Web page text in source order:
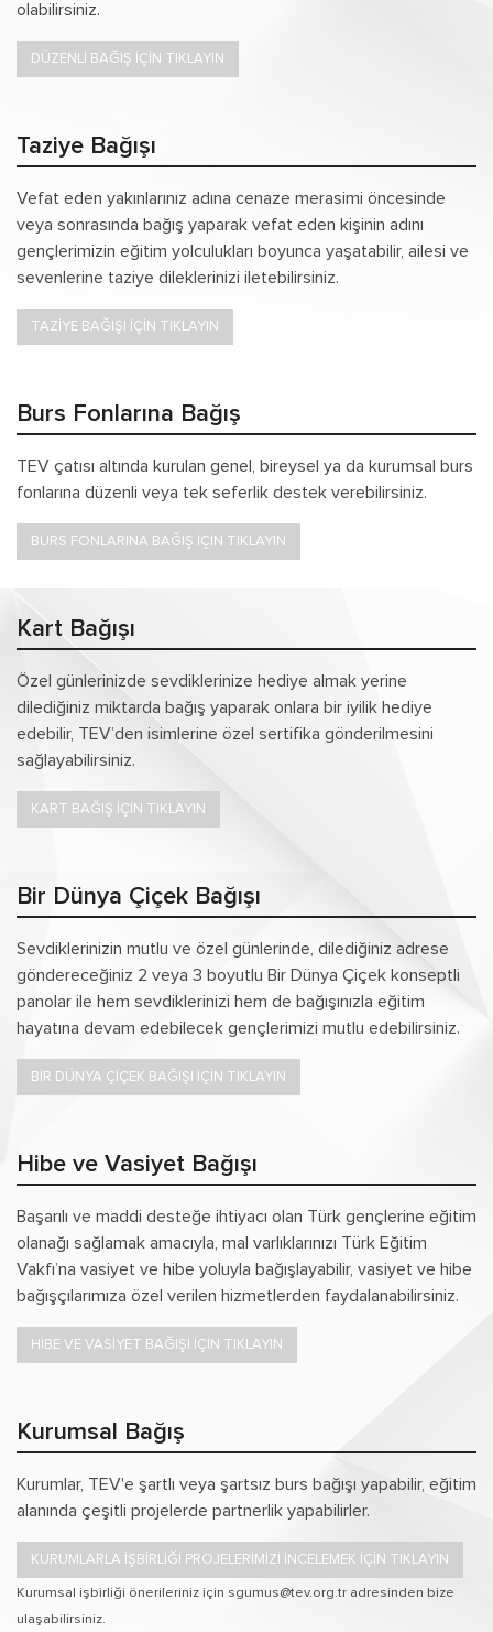
olabilirsiniz.
DÜZENLİ BAĞIŞ İÇİN TIKLAYIN
Taziye Bağışı
Vefat eden yakınlarınız adına cenaze merasimi öncesinde
veya sonrasında bağış yaparak vefat eden kişinin adını
gençlerimizin eğitim yolculukları boyunca yaşatabilir, ailesi ve
sevenlerine taziye dileklerinizi iletebilirsiniz.
TAZİYE BAĞIŞI İÇİN TIKLAYIN
Burs Fonlarına Bağış
TEV çatısı altında kurulan genel, bireysel ya da kurumsal burs
fonlarına düzenli veya tek seferlik destek verebilirsiniz.
BURS FONLARINA BAĞIŞ İÇİN TIKLAYIN
Kart Bağışı
Özel günlerinizde sevdiklerinize hediye almak yerine
dilediğiniz miktarda bağış yaparak onlara bir iyilik hediye
edebilir, TEV’den isimlerine özel sertifika gönderilmesini
sağlayabilirsiniz.
KART BAĞIŞ İÇİN TIKLAYIN
Bir Dünya Çiçek Bağışı
Sevdiklerinizin mutlu ve özel günlerinde, dilediğiniz adrese
göndereceğiniz 2 veya 3 boyutlu Bir Dünya Çiçek konseptli
panolar ile hem sevdiklerinizi hem de bağışınızla eğitim
hayatına devam edebilecek gençlerimizi mutlu edebilirsiniz.
BİR DÜNYA ÇİÇEK BAĞIŞI İÇİN TIKLAYIN
Hibe ve Vasiyet Bağışı
Başarılı ve maddi desteğe ihtiyacı olan Türk gençlerine eğitim
olanağı sağlamak amacıyla, mal varlıklarınızı Türk Eğitim
Vakfı’na vasiyet ve hibe yoluyla bağışlayabilir, vasiyet ve hibe
bağışçılarımıza özel verilen hizmetlerden faydalanabilirsiniz.
HİBE VE VASİYET BAĞIŞI İÇİN TIKLAYIN
Kurumsal Bağış
Kurumlar, TEV'e şartlı veya şartsız burs bağışı yapabilir, eğitim
alanında çeşitli projelerde partnerlik yapabilirler.
KURUMLARLA İŞBİRLİĞİ PROJELERİMİZİ İNCELEMEK İÇİN TIKLAYIN
Kurumsal işbirliği önerileriniz için sgumus@tev.org.tr adresinden bize
ulaşabilirsiniz.